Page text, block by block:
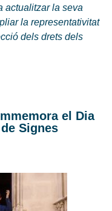
actualitzar la seva
la representativitat
dels drets dels
el Dia
Signes